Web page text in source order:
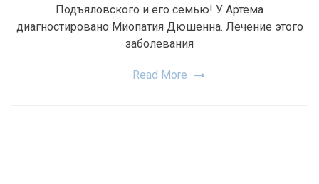
Подъяловского и его семью! У Артема
диагностировано Миопатия Дюшенна. Лечение этого
заболевания
Read More